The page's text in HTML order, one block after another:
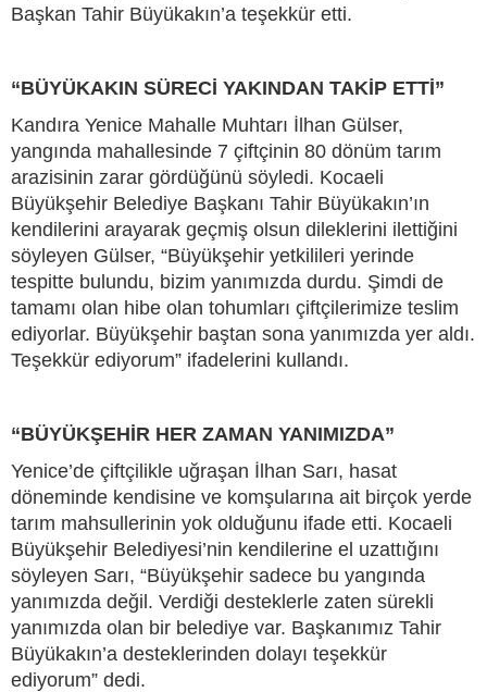
Başkan Tahir Büyükakın’a teşekkür etti.
“BÜYÜKAKIN SÜRECİ YAKINDAN TAKİP ETTİ”
Kandıra Yenice Mahalle Muhtarı İlhan Gülser,
yangında mahallesinde 7 çiftçinin 80 dönüm tarım
arazisinin zarar gördüğünü söyledi. Kocaeli
Büyükşehir Belediye Başkanı Tahir Büyükakın’ın
kendilerini arayarak geçmiş olsun dileklerini ilettiğini
söyleyen Gülser, “Büyükşehir yetkilileri yerinde
tespitte bulundu, bizim yanımızda durdu. Şimdi de
tamamı olan hibe olan tohumları çiftçilerimize teslim
ediyorlar. Büyükşehir baştan sona yanımızda yer aldı.
Teşekkür ediyorum” ifadelerini kullandı.
“BÜYÜKŞEHİR HER ZAMAN YANIMIZDA”
Yenice’de çiftçilikle uğraşan İlhan Sarı, hasat
döneminde kendisine ve komşularına ait birçok yerde
tarım mahsullerinin yok olduğunu ifade etti. Kocaeli
Büyükşehir Belediyesi’nin kendilerine el uzattığını
söyleyen Sarı, “Büyükşehir sadece bu yangında
yanımızda değil. Verdiği desteklerle zaten sürekli
yanımızda olan bir belediye var. Başkanımız Tahir
Büyükakın’a desteklerinden dolayı teşekkür
ediyorum” dedi.